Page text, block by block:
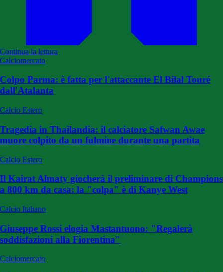
Continua la lettura
Calciomercato
Colpo Parma: è fatta per l'attaccante El Bilal Touré
dall'Atalanta
Calcio Estero
Tragedia in Thailandia: il calciatore Safwan Awae
muore colpito da un fulmine durante una partita
Calcio Estero
Il Kairat Almaty giocherà il preliminare di Champions
a 800 km da casa: la "colpa" è di Kanye West
Calcio Italiano
Giuseppe Rossi elogia Mastantuono: "Regalerà
soddisfazioni alla Fiorentina"
Calciomercato